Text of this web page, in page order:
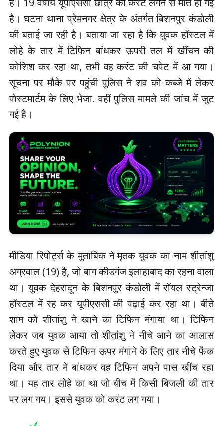
है। घटना थाना प्रेमनगर क्षेत्र के अंतर्गत बिशनपुर कंडोली
की बताई जा रही है। बताया जा रहा है कि युवक हॉस्टल में
लोहे के तार में टिफिन बांधकर ऊपरी तल में खींचन की
कोशिश कर रहा था, तभी वह करंट की चपेट में आ गया।
सूचना पर मौके पर पहुंची पुलिस ने शव को कब्जे में लेकर
पोस्टमार्टम के लिए भेजा. वहीं पुलिस मामले की जांच में जुट
गई है।
मीडिया रिपोर्ट्स के मुताबिक ने मृतक युवक का नाम शीतांशु
अग्रवाल (19) है, जो बाग कीडगंज इलाहाबाद का रहना वाला
था। युवक देहरादून के बिशनपुर कंडोली में रॉयल स्ट्रेन्जा
हॉस्टल में रह कर यूपीएससी की पढ़ाई कर रहा था। बीते
शाम को शीतांशु ने खाने का टिफिन मंगाया था। टिफिन
लेकर जब युवक आया तो शीतांशु ने नीचे आने का आलास
करते हुए युवक से टिफिन ऊपर मंगाने के लिए तार नीचे फेंक
दिया और तार में बांधकर वह टिफिन अपने पास खींच रहा
था। यह तार लोहे का था जो बीच में किसी बिजली की तार
पर लग गय। इससे युवक को करंट लग गया।